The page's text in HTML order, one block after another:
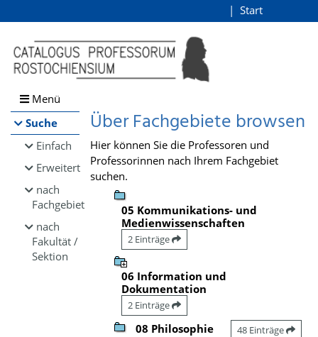
Browsen
direkt zum Inhalt
Start
Menü
Suche
Einfach
Erweitert
nach
Fachgebiet
nach
Fakultät /
Sektion
Über Fachgebiete browsen
Hier können Sie die Professoren und
Professorinnen nach Ihrem Fachgebiet
suchen.
05 Kommunikations- und
Medienwissenschaften
2 Einträge
06 Information und
Dokumentation
2 Einträge
08 Philosophie 48 Einträge